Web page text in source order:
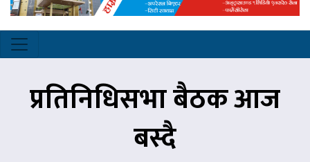
प्रतिनिधिसभा बैठक आज
बस्दै